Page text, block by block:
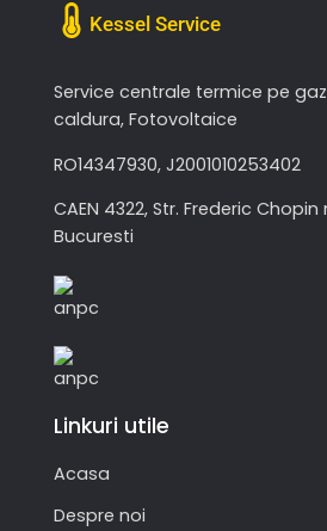
Kessel Service
Service centrale termice pe
caldura, Fotovoltaice
RO14347930, J2001010253402
CAEN 4322, Str. Frederic
Bucuresti
Linkuri utile
Acasa
Despre noi